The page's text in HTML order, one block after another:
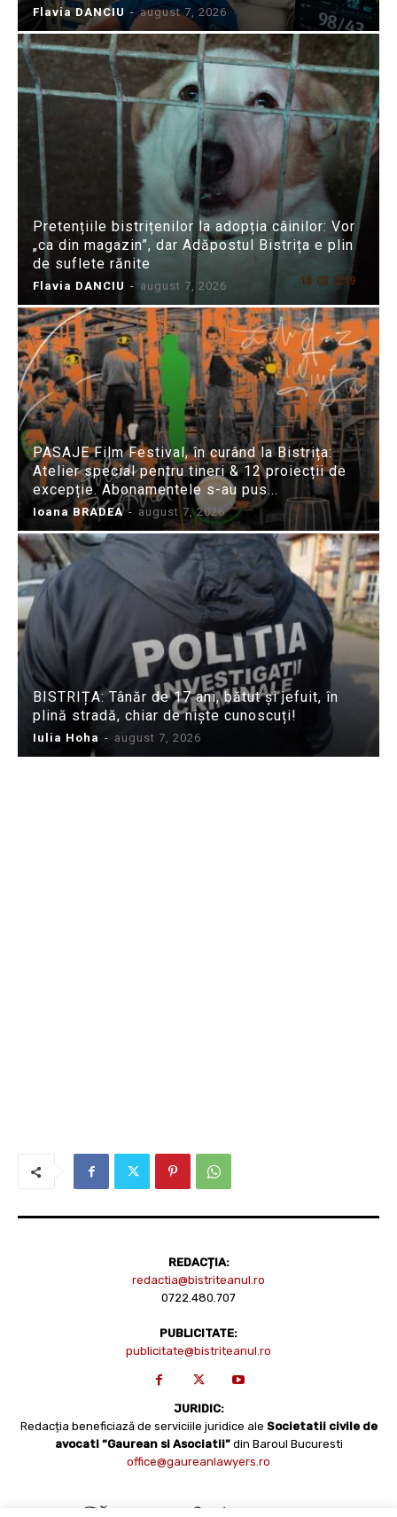
Flavia DANCIU - august 7, 2026
Pretențiile bistrițenilor la adopția câinilor: Vor
„ca din magazin”, dar Adăpostul Bistrița e plin
de suflete rănite
Flavia DANCIU - august 7, 2026
PASAJE Film Festival, în curând la Bistrița:
Atelier special pentru tineri & 12 proiecții de
excepție. Abonamentele s-au pus...
Ioana BRADEA - august 7, 2026
BISTRIȚA: Tânăr de 17 ani, bătut și jefuit, în
plină stradă, chiar de niște cunoscuți!
Iulia Hoha - august 7, 2026
REDACȚIA:
redactia@bistriteanul.ro
0722.480.707
PUBLICITATE:
publicitate@bistriteanul.ro
JURIDIC:
Redacția beneficiază de serviciile juridice ale Societatii civile de
avocati “Gaurean si Asociatii” din Baroul Bucuresti
office@gaureanlawyers.ro